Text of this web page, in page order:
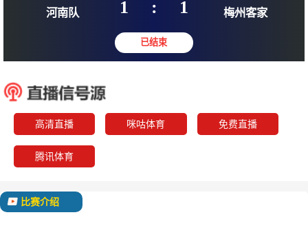
中超
2025-07-19 20:00:00
1 : 1
高清直播 咪咕体育 免费直播
腾讯体育
比赛介绍